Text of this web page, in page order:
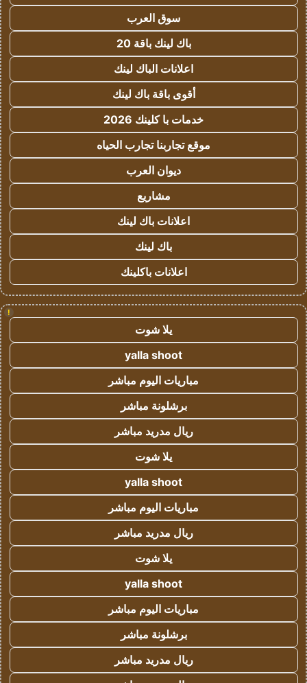
سوق العرب
باك لينك باقة 20
اعلانات الباك لينك
أقوى باقة باك لينك
خدمات با كلينك 2026
موقع تجاربنا تجارب الحياه
ديوان العرب
مشاريع
اعلانات باك لينك
باك لينك
اعلانات باكلينك
!
يلا شوت
yalla shoot
مباريات اليوم مباشر
برشلونة مباشر
ريال مدريد مباشر
يلا شوت
yalla shoot
مباريات اليوم مباشر
ريال مدريد مباشر
يلا شوت
yalla shoot
مباريات اليوم مباشر
برشلونة مباشر
ريال مدريد مباشر